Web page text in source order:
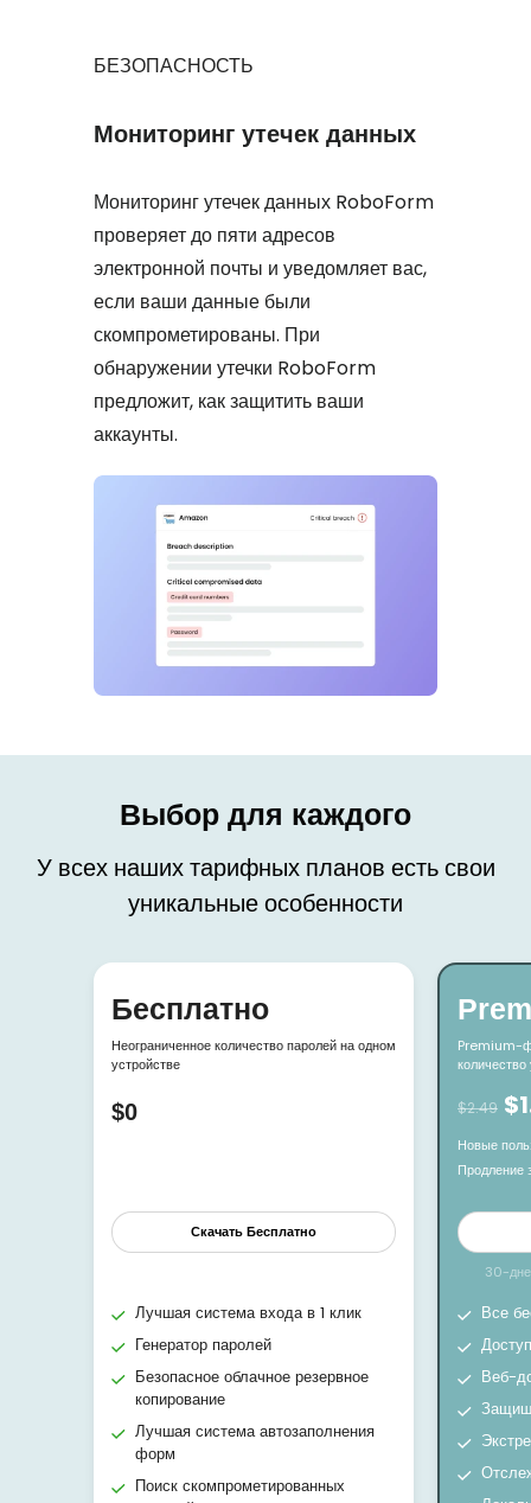
БЕЗОПАСНОСТЬ
Мониторинг утечек данных
Мониторинг утечек данных RoboForm
проверяет до пяти адресов
электронной почты и уведомляет вас,
если ваши данные были
скомпрометированы. При
обнаружении утечки RoboForm
предложит, как защитить ваши
аккаунты.
Выбор для каждого
У всех наших тарифных планов есть свои
уникальные особенности
Бесплатно
Неограниченное количество паролей на одном
устройстве
$0
Скачать Бесплатно
Лучшая система входа в 1 клик
Генератор паролей
Безопасное облачное резервное
копирование
Лучшая система автозаполнения
форм
Поиск скомпрометированных
Premium-
количество
$2.49
Новые
Продление
30-
Все
Веб-